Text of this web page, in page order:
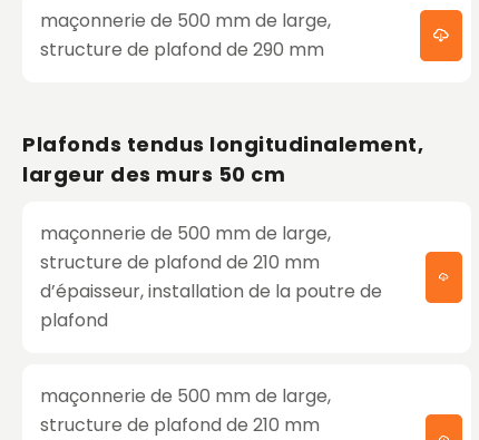
maçonnerie de 500 mm de large,
structure de plafond de 290 mm
Plafonds tendus longitudinalement,
largeur des murs 50 cm
maçonnerie de 500 mm de large,
structure de plafond de 210 mm
d’épaisseur, installation de la poutre de
plafond
maçonnerie de 500 mm de large,
structure de plafond de 210 mm